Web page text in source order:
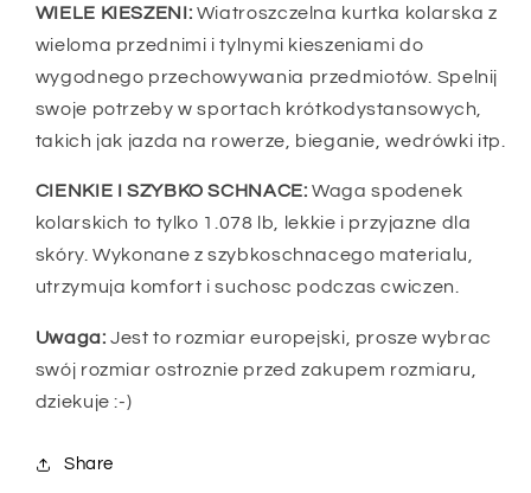
WIELE KIESZENI: Wiatroszczelna kurtka kolarska z
wieloma przednimi i tylnymi kieszeniami do
wygodnego przechowywania przedmiotów. Spelnij
swoje potrzeby w sportach krótkodystansowych,
takich jak jazda na rowerze, bieganie, wedrówki itp.
CIENKIE I SZYBKO SCHNACE: Waga spodenek
kolarskich to tylko 1.078 lb, lekkie i przyjazne dla
skóry. Wykonane z szybkoschnacego materialu,
utrzymuja komfort i suchosc podczas cwiczen.
Uwaga: Jest to rozmiar europejski, prosze wybrac
swój rozmiar ostroznie przed zakupem rozmiaru,
dziekuje :-)
Share